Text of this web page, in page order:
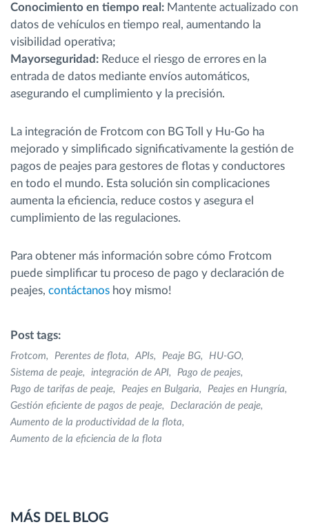
Conocimiento en tiempo real: Mantente actualizado con
datos de vehículos en tiempo real, aumentando la
visibilidad operativa;
Mayorseguridad: Reduce el riesgo de errores en la
entrada de datos mediante envíos automáticos,
asegurando el cumplimiento y la precisión.
La integración de Frotcom con BG Toll y Hu-Go ha
mejorado y simplificado significativamente la gestión de
pagos de peajes para gestores de flotas y conductores
en todo el mundo. Esta solución sin complicaciones
aumenta la eficiencia, reduce costos y asegura el
cumplimiento de las regulaciones.
Para obtener más información sobre cómo Frotcom
puede simplificar tu proceso de pago y declaración de
peajes, contáctanos hoy mismo!
Post tags:
Frotcom Perentes de flota APIs Peaje BG
HU-GO
Sistema de peaje
integración de API
Pago de peajes
Pago de tarifas de peaje
Peajes en Bulgaria
Peajes en Hungría
Gestión eficiente de pagos de peaje
Declaración de peaje
Aumento de la productividad de la flota
Aumento de la eficiencia de la flota
MÁS DEL BLOG